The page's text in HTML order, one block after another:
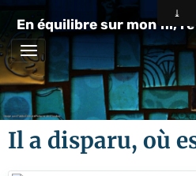
En équilibre sur mon fil,
Il a disparu, où